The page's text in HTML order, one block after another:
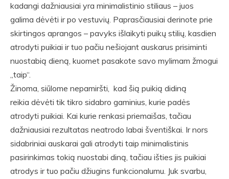
kadangi dažniausiai yra minimalistinio stiliaus – juos
galima dėvėti ir po vestuvių. Paprasčiausiai derinote prie
skirtingos aprangos – pavyks išlaikyti puikų stilių, kasdien
atrodyti puikiai ir tuo pačiu nešiojant auskarus prisiminti
nuostabią dieną, kuomet pasakote savo mylimam žmogui
„taip“.
Žinoma, siūlome nepamiršti, kad šią puikią didiną
reikia dėvėti tik tikro sidabro gaminius, kurie padės
atrodyti puikiai. Kai kurie renkasi priemaišas, tačiau
dažniausiai rezultatas neatrodo labai šventiškai. Ir nors
sidabriniai auskarai gali atrodyti taip minimalistinis
pasirinkimas tokią nuostabi diną, tačiau išties jis puikiai
atrodys ir tuo pačiu džiugins funkcionalumu. Juk svarbu,